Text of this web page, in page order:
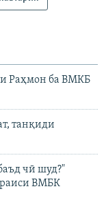
Раҳмон ба ВМКБ
танқиди
чӣ шуд?"
раиси ВМБК